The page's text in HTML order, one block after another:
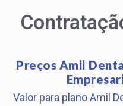
Preços Amil
Valor para plano Amil